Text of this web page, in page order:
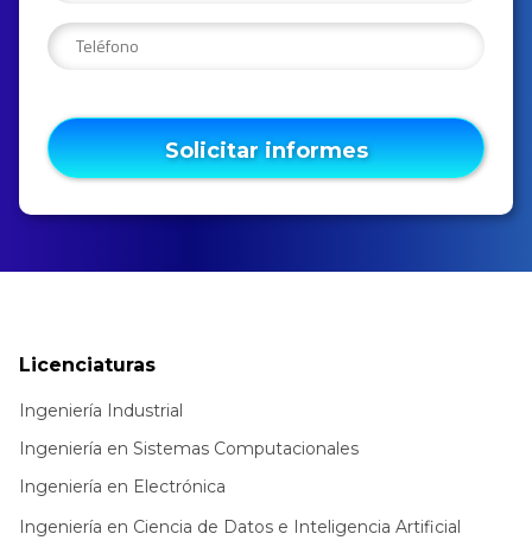
Solicitar informes
Licenciaturas
Ingeniería Industrial
Ingeniería en Sistemas Computacionales
Ingeniería en Electrónica
Ingeniería en Ciencia de Datos e Inteligencia Artificial